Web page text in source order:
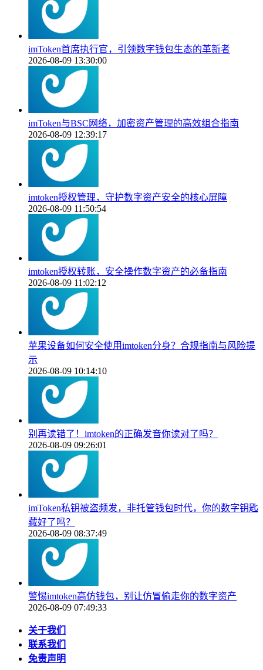
imToken首席执行官，引领数字钱包生态的革新者
2026-08-09 13:30:00
imToken与BSC网络，加密资产管理的高效组合指南
2026-08-09 12:39:17
imtoken授权管理，守护数字资产安全的核心屏障
2026-08-09 11:50:54
imtoken授权转账，安全操作数字资产的必备指南
2026-08-09 11:02:12
苹果设备如何安全使用imtoken分身？合规指南与风险提
示
2026-08-09 10:14:10
别再读错了！imtoken的正确发音你读对了吗？
2026-08-09 09:26:01
imToken私钥被盗频发，非托管钱包时代，你的数字钥匙
藏好了吗？
2026-08-09 08:37:49
警惕imtoken高仿钱包，别让仿冒偷走你的数字资产
2026-08-09 07:49:33
关于我们
联系我们
免责声明